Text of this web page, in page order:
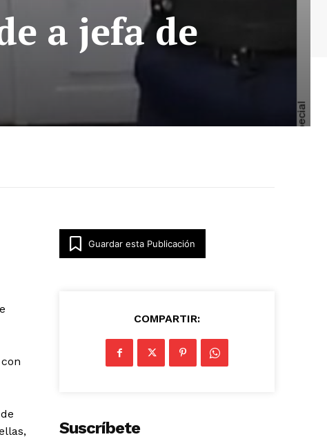
a jefa de
Guardar esta Publicación
COMPARTIR:
Suscríbete